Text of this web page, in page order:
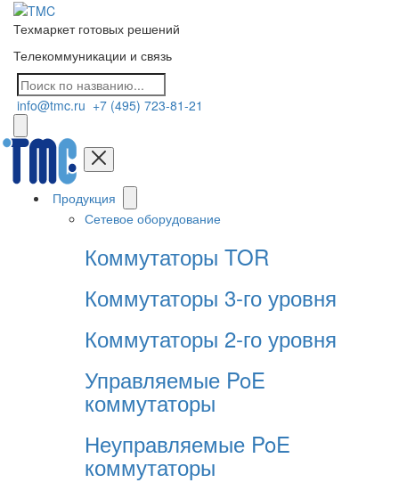
Техмаркет готовых решений
Телекоммуникации и связь
info@tmc.ru +7 (495) 723-81-21
Продукция
Сетевое оборудование
Коммутаторы TOR
Коммутаторы 3-го уровня
Коммутаторы 2-го уровня
Управляемые PoE
коммутаторы
Неуправляемые PoE
коммутаторы